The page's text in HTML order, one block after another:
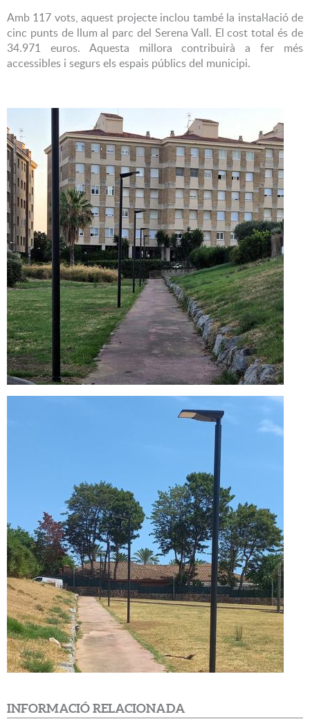
Amb 117 vots, aquest projecte inclou també la instal·lació de
cinc punts de llum al parc del Serena Vall. El cost total és de
34.971 euros. Aquesta millora contribuirà a fer més
accessibles i segurs els espais públics del municipi.
INFORMACIÓ RELACIONADA